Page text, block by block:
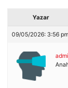
Yazar
09/05/2026: 3:56